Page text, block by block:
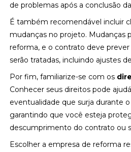
de problemas após a conclusão
É também recomendável incluir
mudanças no projeto. Mudanças
reforma, e o contrato deve
serão tratadas, incluindo ajustes
Por fim, familiarize-se com os
Conhecer seus direitos pode
eventualidade que surja durante
garantindo que você esteja
descumprimento do contrato ou
Escolher a empresa de reforma